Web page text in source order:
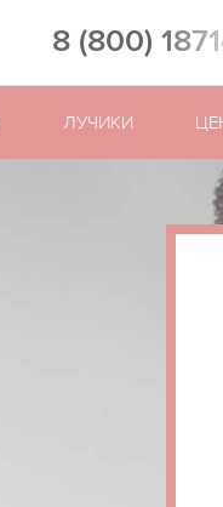
8 (800)
ЛУЧИКИ